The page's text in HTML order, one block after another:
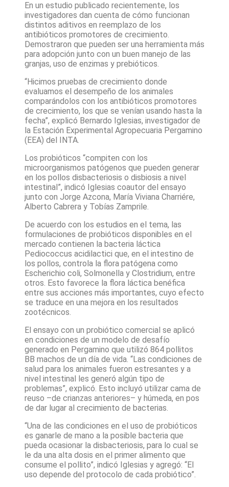
En un estudio publicado recientemente, los
investigadores dan cuenta de cómo funcionan
distintos aditivos en reemplazo de los
antibióticos promotores de crecimiento.
Demostraron que pueden ser una herramienta más
para adopción junto con un buen manejo de las
granjas, uso de enzimas y prebióticos.
“Hicimos pruebas de crecimiento donde
evaluamos el desempeño de los animales
comparándolos con los antibióticos promotores
de crecimiento, los que se venían usando hasta la
fecha”, explicó Bernardo Iglesias, investigador de
la Estación Experimental Agropecuaria Pergamino
(EEA) del INTA.
Los probióticos “compiten con los
microorganismos patógenos que pueden generar
en los pollos disbacteriosis o disbiosis a nivel
intestinal”, indicó Iglesias coautor del ensayo
junto con Jorge Azcona, María Viviana Charriére,
Alberto Cabrera y Tobías Zamprile.
De acuerdo con los estudios en el tema, las
formulaciones de probióticos disponibles en el
mercado contienen la bacteria láctica
Pediococcus acidilactici que, en el intestino de
los pollos, controla la flora patógena como
Escherichio coli, Solmonella y Clostridium, entre
otros. Esto favorece la flora láctica benéfica
entre sus acciones más importantes, cuyo efecto
se traduce en una mejora en los resultados
zootécnicos.
El ensayo con un probiótico comercial se aplicó
en condiciones de un modelo de desafío
generado en Pergamino que utilizó 864 pollitos
BB machos de un día de vida. “Las condiciones de
salud para los animales fueron estresantes y a
nivel intestinal les generó algún tipo de
problemas”, explicó. Esto incluyó utilizar cama de
reuso –de crianzas anteriores– y húmeda, en pos
de dar lugar al crecimiento de bacterias.
“Una de las condiciones en el uso de probióticos
es ganarle de mano a la posible bacteria que
pueda ocasionar la disbacteriosis, para lo cual se
le da una alta dosis en el primer alimento que
consume el pollito”, indicó Iglesias y agregó: “El
uso depende del protocolo de cada probiótico”.